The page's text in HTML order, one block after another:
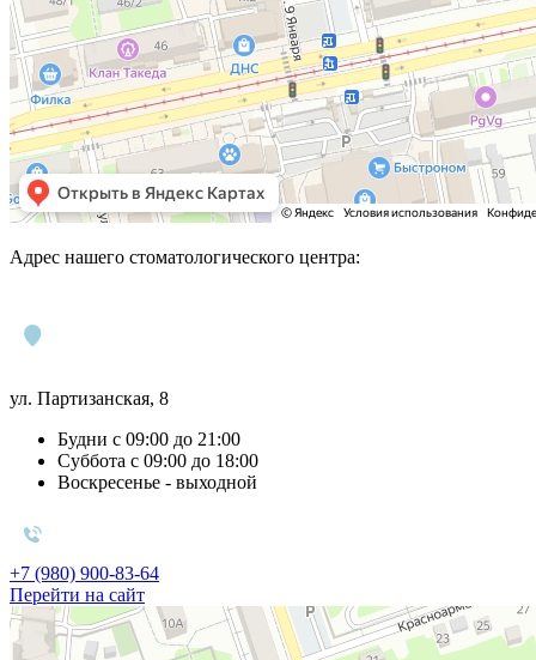
Адрес нашего стоматологического центра:
ул. Партизанская, 8
Будни с 09:00 до 21:00
Суббота с 09:00 до 18:00
Воскресенье - выходной
+7 (980) 900-83-64
Перейти на сайт